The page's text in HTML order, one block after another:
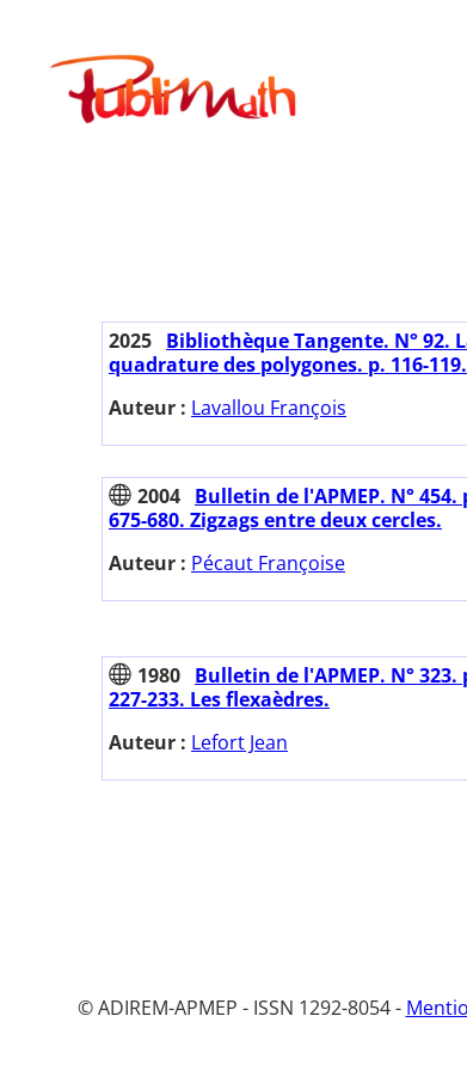
contenuPublimath
2025 Bibliothèque Tangente. N° 92.
quadrature des polygones. p. 116-119.
Auteur : Lavallou François
2004 Bulletin de l'APMEP. N° 454.
675-680. Zigzags entre deux cercles.
Auteur : Pécaut Françoise
1980 Bulletin de l'APMEP. N° 323.
227-233. Les flexaèdres.
Auteur : Lefort Jean
© ADIREM-APMEP - ISSN 1292-8054 -